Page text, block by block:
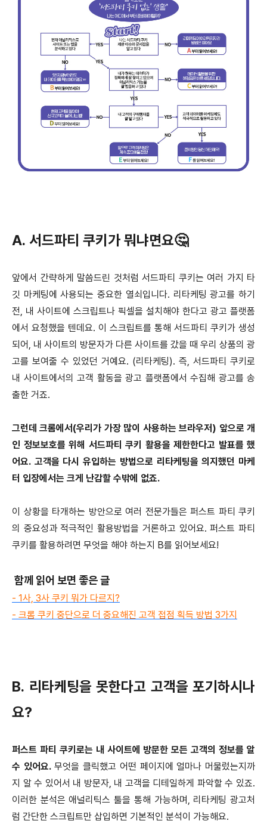
A. 서드파티 쿠키가 뭐냐면요🤔
앞에서 간략하게 말씀드린 것처럼 서드파티 쿠키는 여러 가지 타
깃 마케팅에 사용되는 중요한 열쇠입니다. 리타케팅 광고를 하기
전, 내 사이트에 스크립트나 픽셀을 설치해야 한다고 광고 플랫폼
에서 요청했을 텐데요. 이 스크립트를 통해 서드파티 쿠키가 생성
되어, 내 사이트의 방문자가 다른 사이트를 갔을 때 우리 상품의 광
고를 보여줄 수 있었던 거예요. (리타케팅). 즉, 서드파티 쿠키로
내 사이트에서의 고객 활동을 광고 플랫폼에서 수집해 광고를 송
출한 거죠.
그런데 크롬에서(우리가 가장 많이 사용하는 브라우저) 앞으로 개
인 정보보호를 위해 서드파티 쿠키 활용을 제한한다고 발표를 했
어요. 고객을 다시 유입하는 방법으로 리타케팅을 의지했던 마케
터 입장에서는 크게 난감할 수밖에 없죠.
이 상황을 타개하는 방안으로 여러 전문가들은 퍼스트 파티 쿠키
의 중요성과 적극적인 활용방법을 거론하고 있어요. 퍼스트 파티
쿠키를 활용하려면 무엇을 해야 하는지 B를 읽어보세요!
함께 읽어 보면 좋은 글
- 1사, 3사 쿠키 뭐가 다르지?
- 크롬 쿠키 중단으로 더 중요해진 고객 접점 획득 방법 3가지
B. 리타케팅을 못한다고 고객을 포기하시나
요?
퍼스트 파티 쿠키로는 내 사이트에 방문한 모든 고객의 정보를 알
수 있어요.무엇을 클릭했고 어떤 페이지에 얼마나 머물렀는지까
지 알 수 있어서 내 방문자, 내 고객을 디테일하게 파악할 수 있죠.
이러한 분석은 애널리틱스 툴을 통해 가능하며, 리타케팅 광고처
럼 간단한 스크립트만 삽입하면 기본적인 분석이 가능해요.